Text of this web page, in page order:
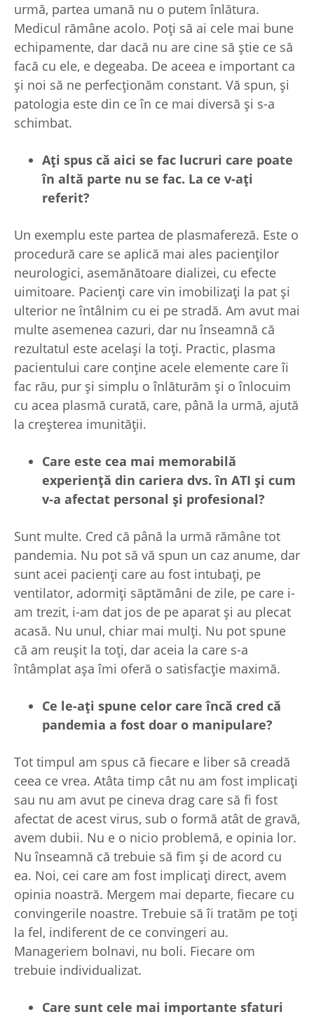
urmă, partea umană nu o putem înlătura.
Medicul rămâne acolo. Poți să ai cele mai bune
echipamente, dar dacă nu are cine să știe ce să
facă cu ele, e degeaba. De aceea e important ca
și noi să ne perfecționăm constant. Vă spun, și
patologia este din ce în ce mai diversă și s-a
schimbat.
Ați spus că aici se fac lucruri care poate
în altă parte nu se fac. La ce v-ați
referit?
Un exemplu este partea de plasmafereză. Este o
procedură care se aplică mai ales pacienților
neurologici, asemănătoare dializei, cu efecte
uimitoare. Pacienți care vin imobilizați la pat și
ulterior ne întâlnim cu ei pe stradă. Am avut mai
multe asemenea cazuri, dar nu înseamnă că
rezultatul este același la toți. Practic, plasma
pacientului care conține acele elemente care îi
fac rău, pur și simplu o înlăturăm și o înlocuim
cu acea plasmă curată, care, până la urmă, ajută
la creșterea imunității.
Care este cea mai memorabilă
experiență din cariera dvs. în ATI și cum
v-a afectat personal și profesional?
Sunt multe. Cred că până la urmă rămâne tot
pandemia. Nu pot să vă spun un caz anume, dar
sunt acei pacienți care au fost intubați, pe
ventilator, adormiți săptămâni de zile, pe care i-
am trezit, i-am dat jos de pe aparat și au plecat
acasă. Nu unul, chiar mai mulți. Nu pot spune
că am reușit la toți, dar aceia la care s-a
întâmplat așa îmi oferă o satisfacție maximă.
Ce le-ați spune celor care încă cred că
pandemia a fost doar o manipulare?
Tot timpul am spus că fiecare e liber să creadă
ceea ce vrea. Atâta timp cât nu am fost implicați
sau nu am avut pe cineva drag care să fi fost
afectat de acest virus, sub o formă atât de gravă,
avem dubii. Nu e o nicio problemă, e opinia lor.
Nu înseamnă că trebuie să fim și de acord cu
ea. Noi, cei care am fost implicați direct, avem
opinia noastră. Mergem mai departe, fiecare cu
convingerile noastre. Trebuie să îi tratăm pe toți
la fel, indiferent de ce convingeri au.
Manageriem bolnavi, nu boli. Fiecare om
trebuie individualizat.
Care sunt cele mai importante sfaturi